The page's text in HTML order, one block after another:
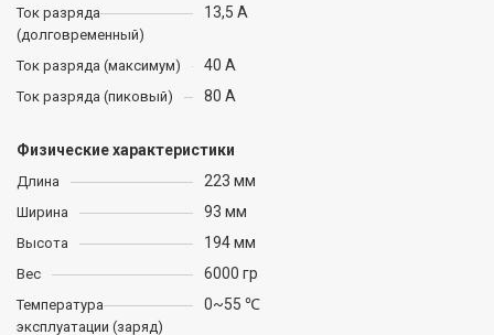
Ток разряда
(долговременный)
13,5 А
Ток разряда (максимум) 40 А
Ток разряда (пиковый) 80 А
Физические характеристики
Длина 223 мм
Ширина 93 мм
Высота 194 мм
Вес 6000 гр
Температура
эксплуатации (заряд)
0~55 ℃